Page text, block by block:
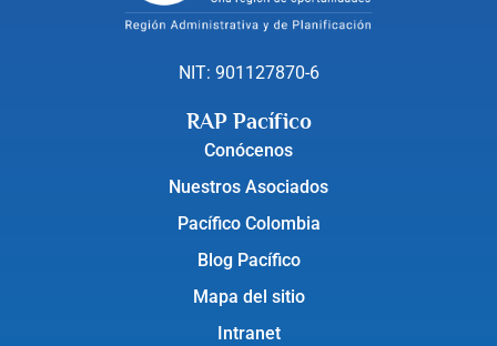
NIT: 901127870-6
RAP Pacífico
Conócenos
Nuestros Asociados
Pacífico Colombia
Blog Pacífico
Mapa del sitio
Intranet